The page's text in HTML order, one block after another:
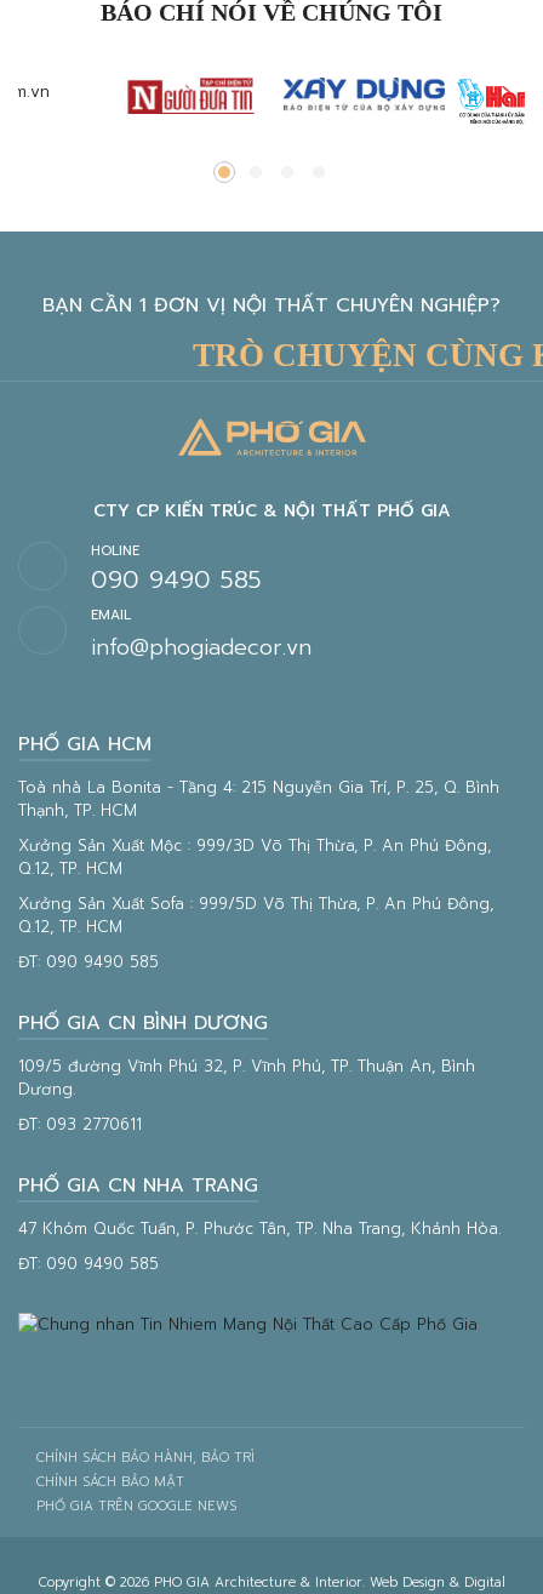
BÁO CHÍ NÓI VỀ CHÚNG TÔI
BẠN CẦN 1 ĐƠN VỊ NỘI THẤT CHUYÊN NGHIỆP?
TRÒ CHUYỆN CÙNG
HOLINE
090 9490 585
CTY CP KIẾN TRÚC & NỘI THẤT PHỐ GIA
EMAIL
info@phogiadecor.vn
PHỐ GIA HCM
Toà nhà La Bonita - Tầng 4: 215 Nguyễn Gia Trí, P. 25, Q. Bình
Thạnh, TP. HCM
Xưởng Sản Xuất Mộc : 999/3D Võ Thị Thừa, P. An Phú Đông,
Q.12, TP. HCM
Xưởng Sản Xuất Sofa : 999/5D Võ Thị Thừa, P. An Phú Đông,
Q.12, TP. HCM
ĐT: 090 9490 585
PHỐ GIA CN BÌNH DƯƠNG
109/5 đường Vĩnh Phú 32, P. Vĩnh Phú, TP. Thuận An, Bình
Dương.
ĐT: 093 2770611
PHỐ GIA CN NHA TRANG
47 Khóm Quốc Tuấn, P. Phước Tân, TP. Nha Trang, Khánh Hòa.
ĐT: 090 9490 585
CHÍNH SÁCH BẢO HÀNH, BẢO TRÌ
CHÍNH SÁCH BẢO MẬT
PHỐ GIA TRÊN GOOGLE NEWS
Copyright © 2026 PHO GIA Architecture & Interior. Web Design & Digital